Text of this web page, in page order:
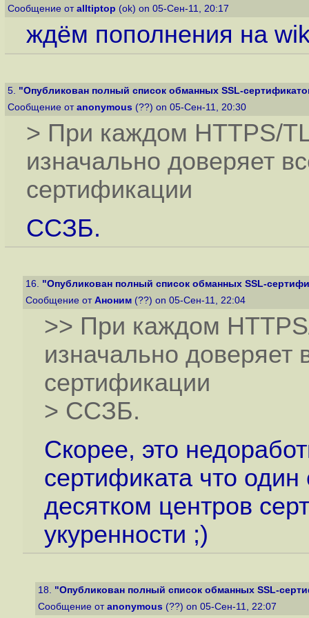
Сообщение от alltiptop (ok) on 05-Сен-11, 20:17
ждём пополнения на
5. "Опубликован полный список обманных SSL-
Сообщение от anonymous (??) on 05-Сен-11, 20:30
> При каждом HTTPS/
изначально доверяет
сертификации
ССЗБ.
16. "Опубликован полный список обманных SSL-
Сообщение от Аноним (??) on 05-Сен-11, 22:04
>> При каждом
изначально
сертификации
> ССЗБ.
Скорее, это
сертификата что
десятком центров
укуренности ;)
18. "Опубликован полный список обманных SSL-
Сообщение от anonymous (??) on 05-Сен-11, 22:07